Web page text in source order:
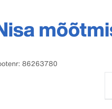
86263780